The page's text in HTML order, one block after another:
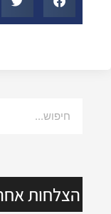
הצלחות